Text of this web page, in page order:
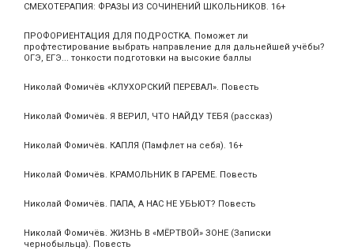
СМЕХОТЕРАПИЯ: ФРАЗЫ ИЗ СОЧИНЕНИЙ ШКОЛЬНИКОВ. 16+
ПРОФОРИЕНТАЦИЯ ДЛЯ ПОДРОСТКА. Поможет ли
профтестирование выбрать направление для дальнейшей учёбы?
ОГЭ, ЕГЭ... тонкости подготовки на высокие баллы
Николай Фомичёв «КЛУХОРСКИЙ ПЕРЕВАЛ». Повесть
Николай Фомичёв. Я ВЕРИЛ, ЧТО НАЙДУ ТЕБЯ (рассказ)
Николай Фомичёв. КАПЛЯ (Памфлет на себя). 16+
Николай Фомичёв. КРАМОЛЬНИК В ГАРЕМЕ. Повесть
Николай Фомичёв. ПАПА, А НАС НЕ УБЬЮТ? Повесть
Николай Фомичёв. ЖИЗНЬ В «МЁРТВОЙ» ЗОНЕ (Записки
чернобыльца). Повесть